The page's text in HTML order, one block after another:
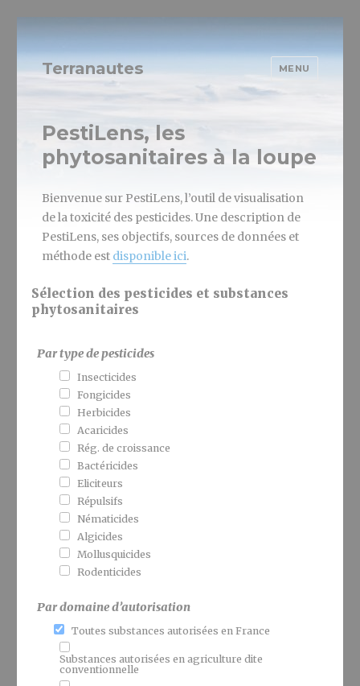
Terranautes MENU
PestiLens, les
phytosanitaires à la loupe
Bienvenue sur PestiLens, l’outil de visualisation
de la toxicité des pesticides. Une description de
PestiLens, ses objectifs, sources de données et
méthode est disponible ici.
Sélection des pesticides et substances
phytosanitaires
Par type de pesticides
Insecticides
Fongicides
Herbicides
Acaricides
Rég. de croissance
Bactéricides
Eliciteurs
Répulsifs
Nématicides
Algicides
Mollusquicides
Rodenticides
Par domaine d’autorisation
Toutes substances autorisées en France
Substances autorisées en agriculture dite
conventionnelle